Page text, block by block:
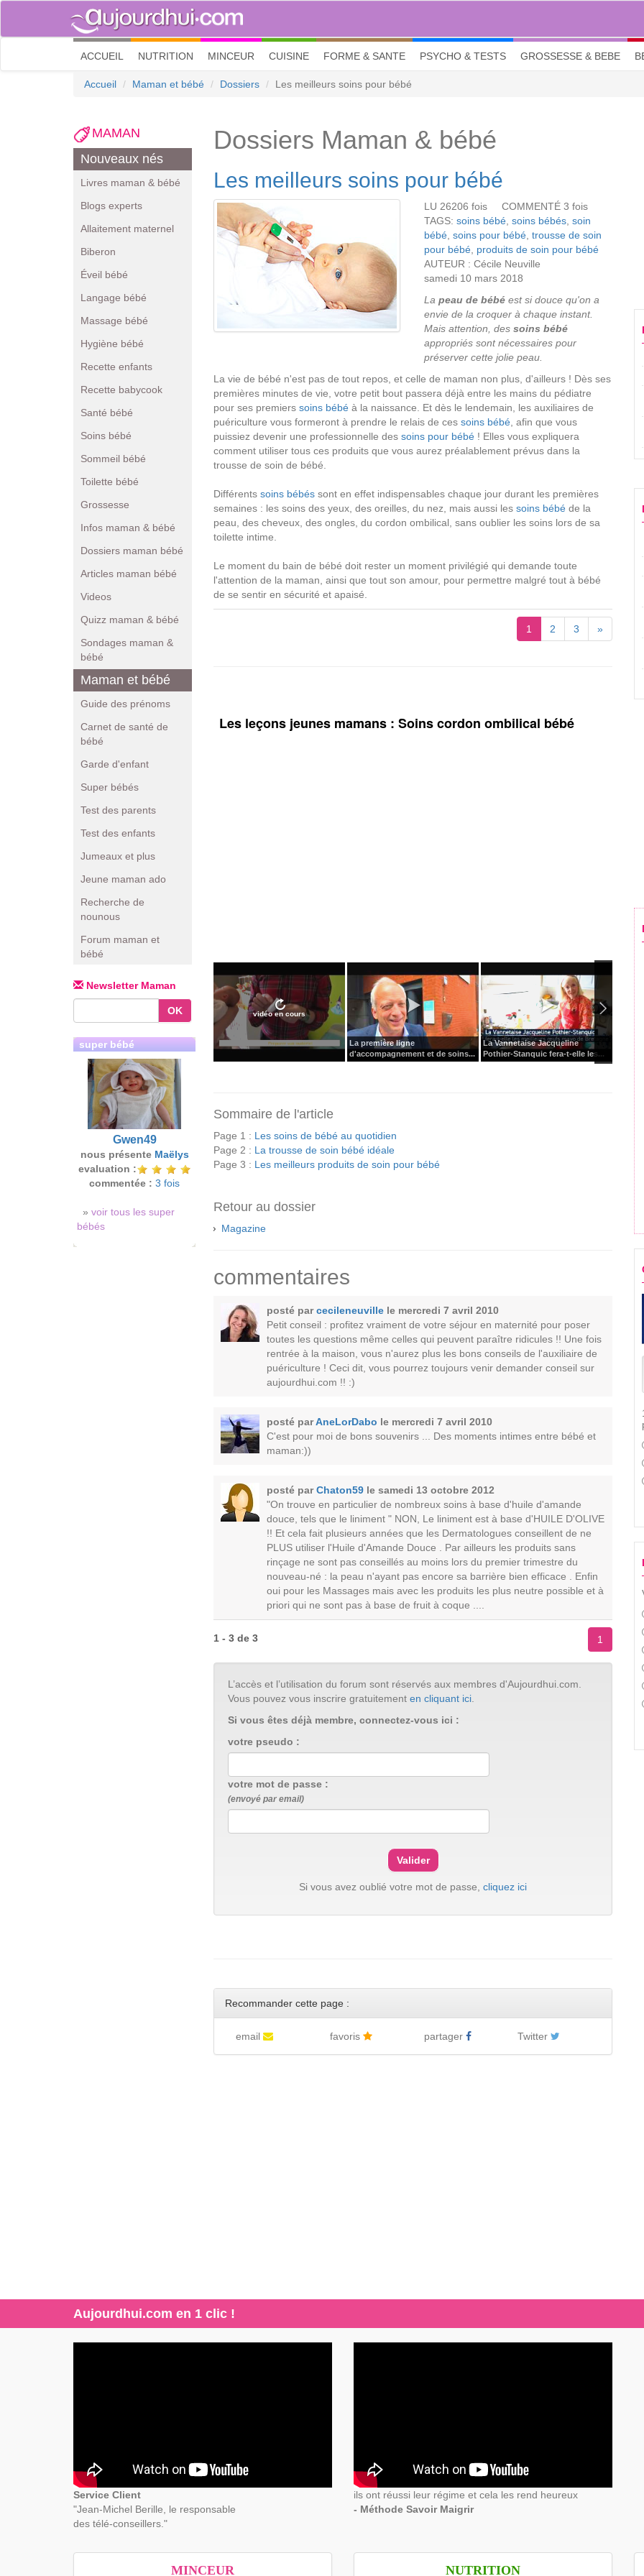
ACCUEIL (current)
NUTRITION MINCEUR CUISINE FORME & SANTE PSYCHO & TESTS GROSSESSE & BEBE
Accueil Maman et bébé Dossiers Les meilleurs soins pour bébé
MAMAN
Nouveaux nés
Livres maman & bébé
Blogs experts
Allaitement maternel
Biberon
Éveil bébé
Langage bébé
Massage bébé
Hygiène bébé
Recette enfants
Recette babycook
Santé bébé
Soins bébé
Sommeil bébé
Toilette bébé
Grossesse
Infos maman & bébé
Dossiers maman bébé
Articles maman bébé
Videos
Quizz maman & bébé
Sondages maman &
bébé
Maman et bébé
Guide des prénoms
Carnet de santé de
bébé
Garde d'enfant
Super bébés
Test des parents
Test des enfants
Jumeaux et plus
Jeune maman ado
Recherche de
nounous
Forum maman et
bébé
Newsletter Maman
OK
super bébé
Gwen49
nous présente Maëlys
evaluation :
commentée : 3 fois
» voir tous les super
bébés
Dossiers Maman & bébé
Les meilleurs soins pour bébé
LU 26206 fois COMMENTÉ 3 fois
TAGS: soins bébé, soins bébés, soin
bébé, soins pour bébé, trousse de soin
pour bébé, produits de soin pour bébé
AUTEUR : Cécile Neuville
samedi 10 mars 2018
La peau de bébéest si douce qu'on a
envie de la croquer à chaque instant.
Mais attention, dessoins bébé
appropriés sont nécessaires pour
préserver cette jolie peau.
La vie de bébé n'est pas de tout repos, et celle de maman non plus, d'ailleurs ! Dès ses
premières minutes de vie, votre petit bout passera déjà entre les mains du pédiatre
pour ses premiers soins bébé à la naissance. Et dès le lendemain, les auxiliaires de
puériculture vous formeront à prendre le relais de ces soins bébé , afin que vous
puissiez devenir une professionnelle des soins pour bébé ! Elles vous expliquera
comment utiliser tous ces produits que vous aurez préalablement prévus dans la
trousse de soin de bébé.
Différents soins bébés sont en effet indispensables chaque jour durant les premières
semaines : les soins des yeux, des oreilles, du nez, mais aussi les soins bébé de la
peau, des cheveux, des ongles, du cordon ombilical, sans oublier les soins lors de sa
toilette intime.
Le moment du bain de bébé doit rester un moment privilégié qui demande toute
l'attention de la maman, ainsi que tout son amour, pour permettre malgré tout à bébé
de se sentir en sécurité et apaisé.
1 2 3 »
Les leçons jeunes mamans : Soins cordon ombilical bébé
vidéo en cours
La première ligne
d'accompagnement et de soins...
La Vannetaise Jacqueline
Pothier-Stanquic fera-t-elle les...
Ia &
Sommaire de l'article
Page 1 : Les soins de bébé au quotidien
Page 2 : La trousse de soin bébé idéale
Page 3 : Les meilleurs produits de soin pour bébé
Retour au dossier
Magazine
commentaires
posté parcecileneuville le mercredi 7 avril 2010
Petit conseil : profitez vraiment de votre séjour en maternité pour poser
toutes les questions même celles qui peuvent paraître ridicules !! Une fois
rentrée à la maison, vous n'aurez plus les bons conseils de l'auxiliaire de
puériculture ! Ceci dit, vous pourrez toujours venir demander conseil sur
aujourdhui.com !! :)
posté parAneLorDabo le mercredi 7 avril 2010
C'est pour moi de bons souvenirs ... Des moments intimes entre bébé et
maman:))
posté parChaton59 le samedi 13 octobre 2012
"On trouve en particulier de nombreux soins à base d'huile d'amande
douce, tels que le liniment " NON, Le liniment est à base d'HUILE D'OLIVE
!! Et cela fait plusieurs années que les Dermatologues conseillent de ne
PLUS utiliser l'Huile d'Amande Douce . Par ailleurs les produits sans
rinçage ne sont pas conseillés au moins lors du premier trimestre du
nouveau-né : la peau n'ayant pas encore sa barrière bien efficace . Enfin
oui pour les Massages mais avec les produits les plus neutre possible et à
priori qui ne sont pas à base de fruit à coque ....
1 - 3 de 3 1
L’accès et l’utilisation du forum sont réservés aux membres d'Aujourdhui.com.
Vous pouvez vous inscrire gratuitement en cliquant ici
Si vous êtes déjà membre, connectez-vous ici :
votre pseudo :
votre mot de passe :
(envoyé par email)
Si vous avez oublié votre mot de passe, cliquez ici
Recommander cette page :
email favoris partager Twitter
Aujourdhui.com en 1 clic !
Service Client
"Jean-Michel Berille, le responsable
des télé-conseillers."
ils ont réussi leur régime et cela les rend heureux
- Méthode Savoir Maigrir
MINCEUR NUTRITION